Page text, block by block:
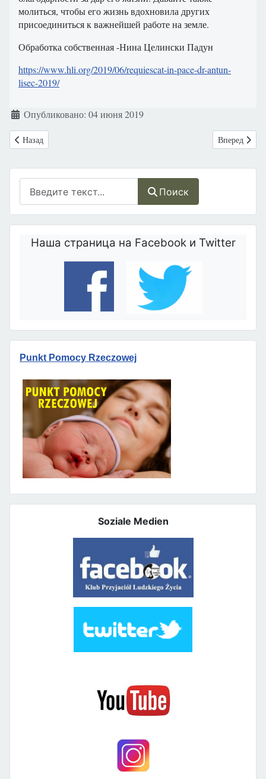
Поиск
Наша страница на Facebook и Twitter
Punkt Pomocy Rzeczowej
Soziale Medien
молиться, чтобы его жизнь вдохновила других
присоединиться к важнейшей работе на земле.
Обработка собственная -Нина Целински Падун
https://www.hli.org/2019/06/requiescat-in-pace-dr-antun-
lisec-2019/
Информация о материале
Опубликовано: 04 июня 2019
Предыдущий: Папа Франциск и архиепископ Винченцо Палья
Назад Следующий:
Вперед